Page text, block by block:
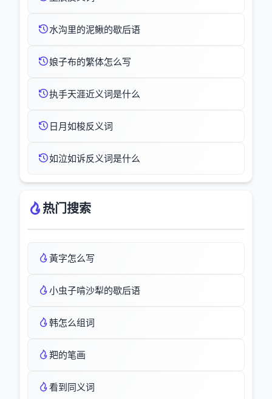
水沟里的泥鳅的歇后语
娘子布的繁体怎么写
执手天涯近义词是什么
日月如梭反义词
如泣如诉反义词是什么
热门搜索
黃字怎么写
小虫子啃沙犁的歇后语
韩怎么组词
羓的笔画
看到同义词